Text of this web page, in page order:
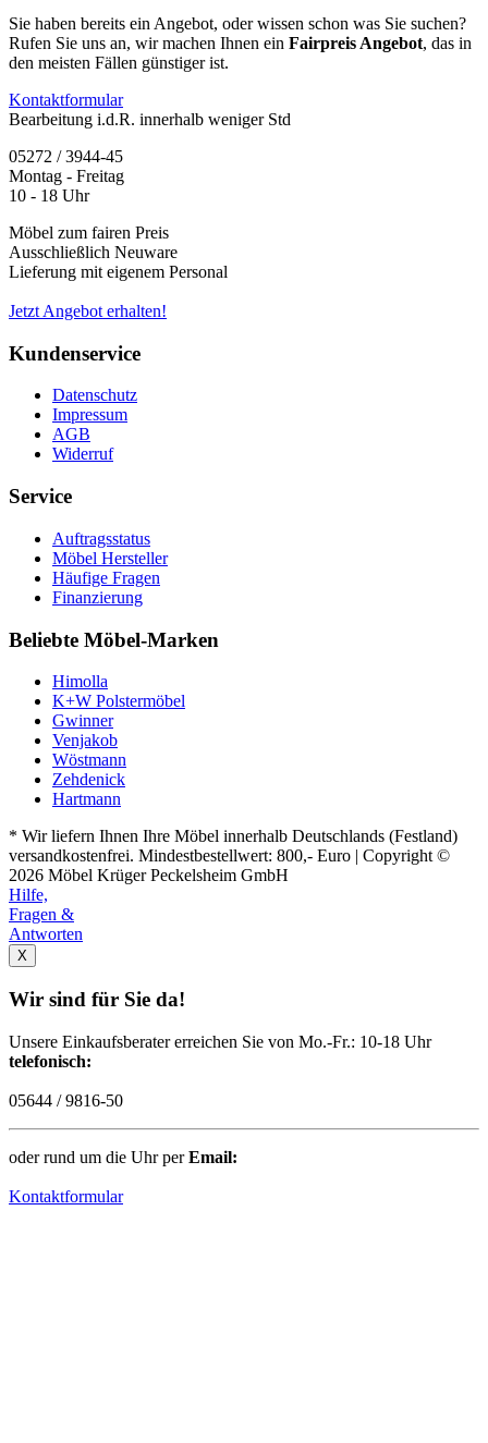
Sie haben bereits ein Angebot, oder wissen schon was Sie suchen?
Rufen Sie uns an, wir machen Ihnen ein Fairpreis Angebot, das in
den meisten Fällen günstiger ist.
Kontaktformular
Bearbeitung i.d.R. innerhalb weniger Std
05272 / 3944-45
Montag - Freitag
10 - 18 Uhr
Möbel zum fairen Preis
Ausschließlich Neuware
Lieferung mit eigenem Personal
Jetzt Angebot erhalten!
Kundenservice
Datenschutz
Impressum
AGB
Widerruf
Service
Auftragsstatus
Möbel Hersteller
Häufige Fragen
Finanzierung
Beliebte Möbel-Marken
Himolla
K+W Polstermöbel
Gwinner
Venjakob
Wöstmann
Zehdenick
Hartmann
* Wir liefern Ihnen Ihre Möbel innerhalb Deutschlands (Festland)
versandkostenfrei. Mindestbestellwert: 800,- Euro | Copyright ©
2026 Möbel Krüger Peckelsheim GmbH
Hilfe,
Fragen &
Antworten
X
Wir sind für Sie da!
Unsere Einkaufsberater erreichen Sie von Mo.-Fr.: 10-18 Uhr
telefonisch:
05644 / 9816-50
oder rund um die Uhr perEmail:
Kontaktformular